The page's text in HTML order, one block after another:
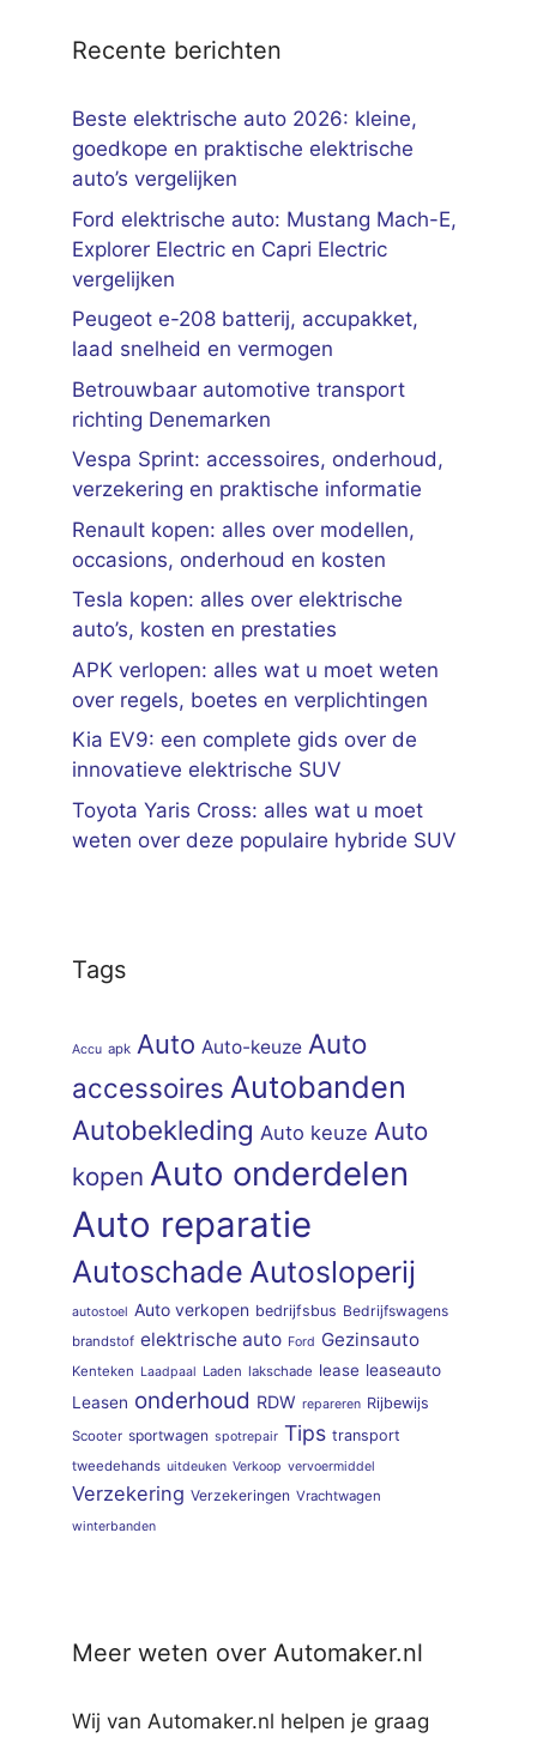
Recente berichten
Beste elektrische auto 2026: kleine,
goedkope en praktische elektrische
auto’s vergelijken
Ford elektrische auto: Mustang Mach-E,
Explorer Electric en Capri Electric
vergelijken
Peugeot e-208 batterij, accupakket,
laad snelheid en vermogen
Betrouwbaar automotive transport
richting Denemarken
Vespa Sprint: accessoires, onderhoud,
verzekering en praktische informatie
Renault kopen: alles over modellen,
occasions, onderhoud en kosten
Tesla kopen: alles over elektrische
auto’s, kosten en prestaties
APK verlopen: alles wat u moet weten
over regels, boetes en verplichtingen
Kia EV9: een complete gids over de
innovatieve elektrische SUV
Toyota Yaris Cross: alles wat u moet
weten over deze populaire hybride SUV
Tags
Accu apk Auto Auto-keuze Auto
accessoires Autobanden
Autobekleding Auto keuze Auto
kopen Auto onderdelen
Auto reparatie
Autoschade Autosloperij
autostoel Auto verkopen bedrijfsbus Bedrijfswagens
brandstof elektrische auto Ford Gezinsauto
Kenteken Laadpaal Laden lakschade lease leaseauto
Leasen onderhoud RDW repareren Rijbewijs
Scooter sportwagen spotrepair Tips transport
tweedehands uitdeuken Verkoop vervoermiddel
Verzekering Verzekeringen Vrachtwagen
winterbanden
Meer weten over Automaker.nl
Wij van Automaker.nl helpen je graag